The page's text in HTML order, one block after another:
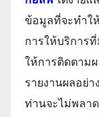
ข้อมูลที่จะทำใ
การให้บริการ
ให้การติดตาม
รายงานผลอย่า
ท่านจะไม่พลา